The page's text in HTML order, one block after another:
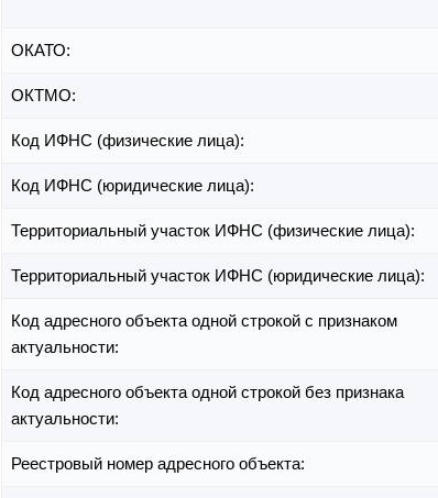
ОКАТО:
ОКТМО:
Код ИФНС (физические лица):
Код ИФНС (юридические лица):
Территориальный участок ИФНС (физические лица):
Территориальный участок ИФНС (юридические лица):
Код адресного объекта одной строкой с признаком
актуальности:
Код адресного объекта одной строкой без признака
актуальности:
Реестровый номер адресного объекта: